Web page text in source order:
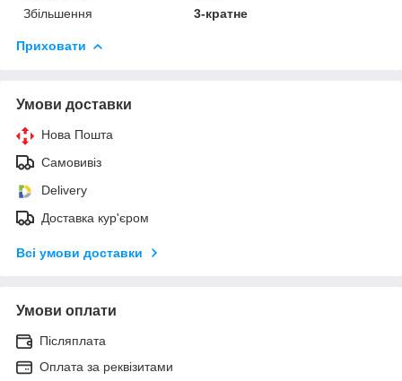
Збільшення
3-кратне
Приховати
Умови доставки
Нова Пошта
Самовивіз
Delivery
Доставка кур'єром
Всі умови доставки
Умови оплати
Післяплата
Оплата за реквізитами